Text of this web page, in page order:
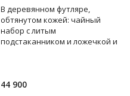
В деревянном футляре,
обтянутом кожей: чайный
набор с литым
подстаканником и ложечкой и
44 900